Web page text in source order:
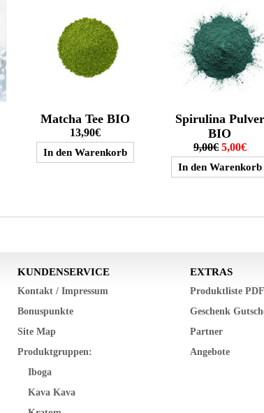
Matcha Tee BIO
13,90€
Spirulina Pulver
BIO
9,00€ 5,00€
KUNDENSERVICE
Kontakt / Impressum
Bonuspunkte
Site Map
Produktgruppen:
Iboga
Kava Kava
EXTRAS
Produktliste PDF
Geschenk
Partner
Angebote